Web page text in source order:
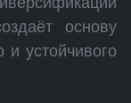
основу
и устойчивого